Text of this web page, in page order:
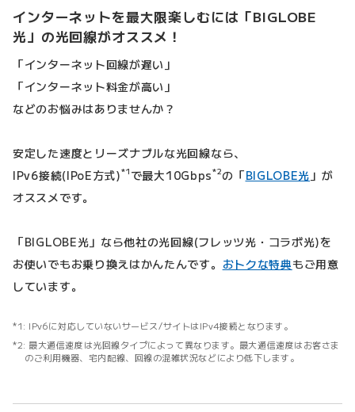
インターネットを最大限楽しむには「BIGLOBE
光」の光回線がオススメ！
「インターネット回線が遅い」
「インターネット料金が高い」
などのお悩みはありませんか？
安定した速度とリーズナブルな光回線なら、
IPv6接続(IPoE方式)*1 で最大10Gbps*2の「BIGLOBE光 」が
オススメです。
「BIGLOBE光」なら他社の光回線(フレッツ光・コラボ光)を
お使いでもお乗り換えはかんたんです。 おトクな特典もご用意
しています。
IPv6に対応していないサービス/サイトはIPv4接続となります。
最大通信速度は光回線タイプによって異なります。最大通信速度はお客さま
のご利用機器、宅内配線、回線の混雑状況などにより低下します。